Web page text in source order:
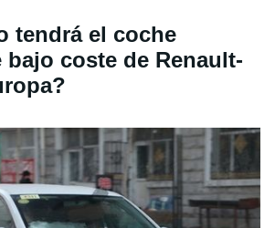
tendrá el coche
bajo coste de Renault-